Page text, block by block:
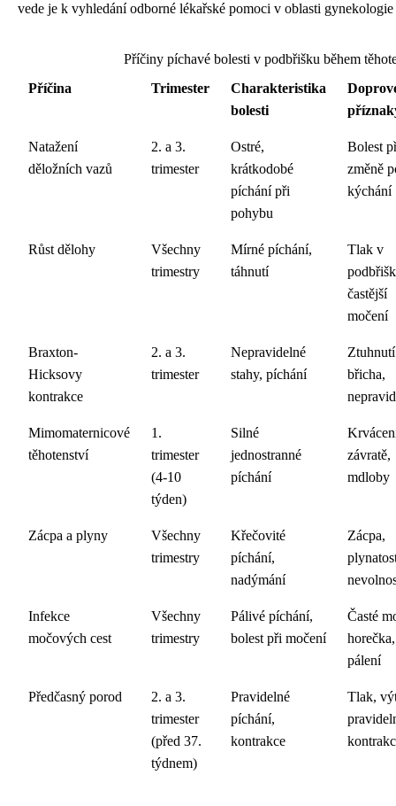
vede je k vyhledání odborné lékařské pomoci v oblasti
Příčiny píchavé bolesti v podbřišku během
Příčina
Trimester
Charakteristika
bolesti
Natažení
děložních vazů
2. a 3.
trimester
Ostré,
krátkodobé
píchání při
pohybu
Bolest
změně
kýchání
Růst dělohy
Všechny
trimestry
Mírné píchání,
táhnutí
Tlak v
častější
močení
Braxton-
Hicksovy
kontrakce
2. a 3.
trimester
Nepravidelné
stahy, píchání
Ztuhnutí
břicha,
Mimomaternicové
těhotenství
1.
trimester
(4-10
týden)
Silné
jednostranné
píchání
závratě,
mdloby
Zácpa a plyny
Všechny
trimestry
Křečovité
píchání,
nadýmání
Zácpa,
Infekce
močových cest
Všechny
trimestry
Pálivé píchání,
bolest při močení
Časté
horečka,
pálení
Předčasný porod
2. a 3.
trimester
(před 37.
týdnem)
Pravidelné
píchání,
kontrakce
Tlak,